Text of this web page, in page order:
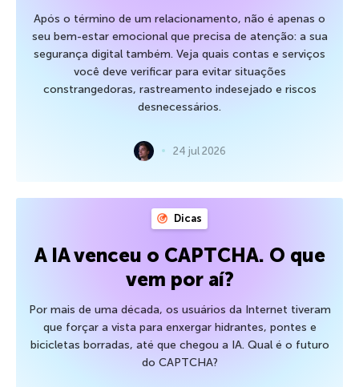
Após o término de um relacionamento, não é apenas o
seu bem-estar emocional que precisa de atenção: a sua
segurança digital também. Veja quais contas e serviços
você deve verificar para evitar situações
constrangedoras, rastreamento indesejado e riscos
desnecessários.
24 jul 2026
Dicas
A IA venceu o CAPTCHA. O que
vem por aí?
Por mais de uma década, os usuários da Internet tiveram
que forçar a vista para enxergar hidrantes, pontes e
bicicletas borradas, até que chegou a IA. Qual é o futuro
do CAPTCHA?